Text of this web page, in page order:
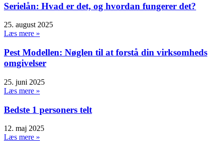
Serielån: Hvad er det, og hvordan fungerer det?
25. august 2025
Læs mere »
Pest Modellen: Nøglen til at forstå din virksomheds
omgivelser
25. juni 2025
Læs mere »
Bedste 1 personers telt
12. maj 2025
Læs mere »